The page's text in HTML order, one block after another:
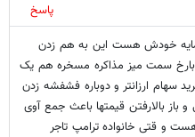
پاسخ
خودش هست این به هم زدن
سمت میز مذاکره مسخره هم یک
سهام ارزانتر و دوباره فشفشه زدن
باز بالارفتن قیمتها باعث جمع آوی
و قتی خانواده ترامپ تاجر